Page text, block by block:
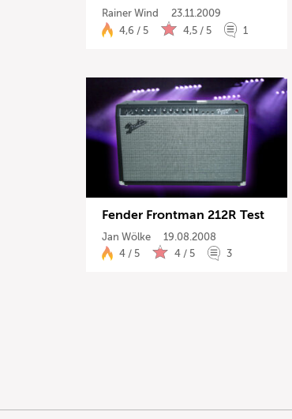
Rainer Wind
23.11.2009
4,6 / 5
4,5 / 5 1
Fender Frontman 212R Test
Jan Wölke
19.08.2008
4 / 5
4 / 5 3